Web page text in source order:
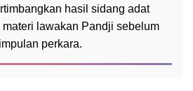
hasil sidang adat
materi lawakan Pandji sebelum
perkara.